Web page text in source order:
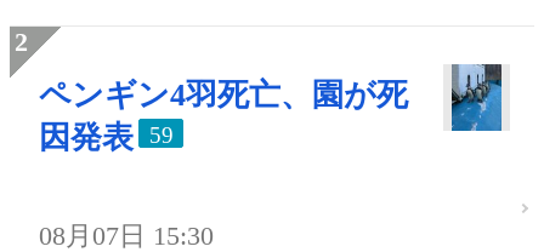
ペンギン4羽死亡、園が死
因発表
59
08月07日 15:30